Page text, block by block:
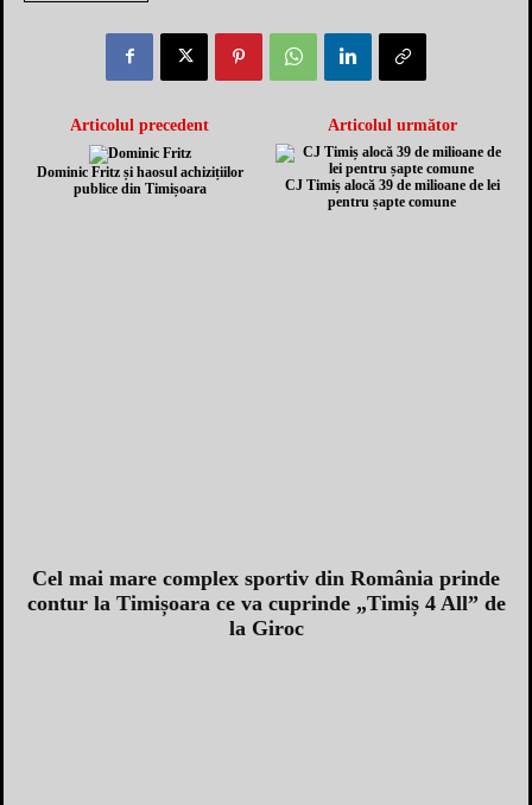
Articolul precedent
Dominic Fritz și haosul achizițiilor
publice din Timișoara
Articolul următor
CJ Timiș alocă 39 de milioane de lei
pentru șapte comune
Cel mai mare complex sportiv din România prinde
contur la Timișoara ce va cuprinde „Timiș 4 All” de
la Giroc